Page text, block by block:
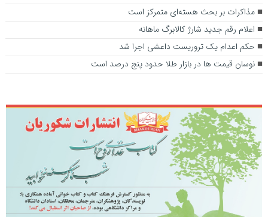
مذاکرات بر بحث هسته‌ای متمرکز است
اعلام رقم جدید شارژ کالابرگ ماهانه
حکم اعدام یک تروریست داعشی اجرا شد
نوسان قیمت ها در بازار طلا حدود پنج درصد است